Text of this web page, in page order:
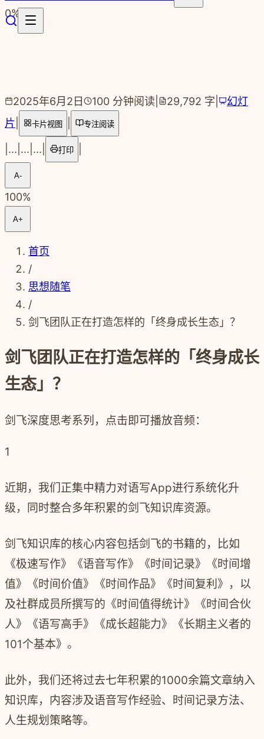
跳转到主要内容
0%
2025年6月2日 100 分钟阅读 29,792 字
幻灯
片
卡片视图 专注阅读
... ... ... 打印
A-
100%
A+
首页
/
思想随笔
/
剑飞团队正在打造怎样的「终身成长生态」？
剑飞团队正在打造怎样的「终身成长
生态」？
剑飞深度思考系列，点击即可播放音频：
1
近期，我们正集中精力对语写App进行系统化升
级，同时整合多年积累的剑飞知识库资源。
剑飞知识库的核心内容包括剑飞的书籍的，比如
《极速写作》《语音写作》《时间记录》《时间增
值》《时间价值》《时间作品》《时间复利》，以
及社群成员所撰写的《时间值得统计》《时间合伙
人》《语写高手》《成长超能力》《长期主义者的
101个基本》。
此外，我们还将过去七年积累的1000余篇文章纳入
知识库，内容涉及语音写作经验、时间记录方法、
人生规划策略等。